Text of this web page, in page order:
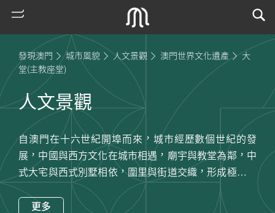
門
發現澳門 城市風貌 人文景觀 澳門世界文化遺產
大
堂(主教座堂)
人文景觀
自澳門在十六世紀開埠而來，城市經歷數個世紀的發
展，中國與西方文化在城市相遇，廟宇與教堂為鄰，中
式大宅與西式別墅相依，圍里與街道交織，形成極為獨
特的人文景觀。「澳門歷史城區」由二十多座歷史建築
和相鄰街道、前地連接形形成，綜合體現了東西方的建
更多